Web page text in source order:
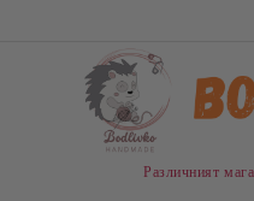
Различният